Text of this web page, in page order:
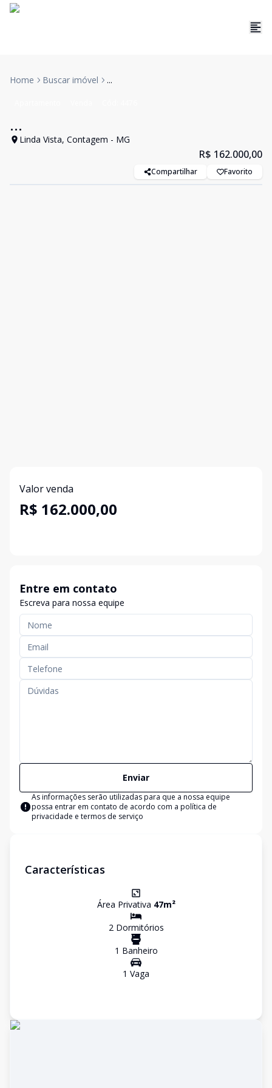
Home Buscar imóvel ...
...
Linda Vista, Contagem - MG
R$ 162.000,00
Compartilhar Favorito
Valor venda
R$ 162.000,00
Entre em contato
Escreva para nossa equipe
Enviar
As informações serão utilizadas para que a nossa equipe
possa entrar em contato de acordo com a política de
privacidade e termos de serviço
Características
Área Privativa 47m²
2Dormitórios
1 Banheiro
1 Vaga